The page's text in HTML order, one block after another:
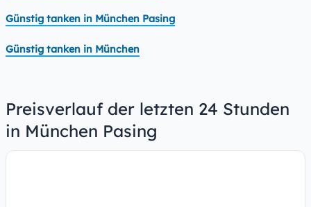
Günstig tanken in München Pasing
Günstig tanken in München
Preisverlauf der letzten 24 Stunden
in München Pasing